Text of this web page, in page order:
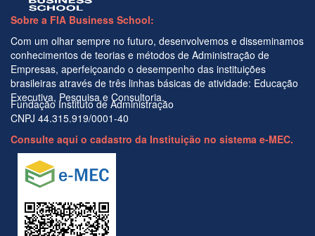
Sobre a FIA Business School:
Com um olhar sempre no futuro, desenvolvemos e disseminamos
conhecimentos de teorias e métodos de Administração de
Empresas, aperfeiçoando o desempenho das instituições
brasileiras através de três linhas básicas de atividade: Educação
Executiva, Pesquisa e Consultoria.
Fundação Instituto de Administração
CNPJ 44.315.919/0001-40
Consulte aqui o cadastro da Instituição no sistema e-MEC.